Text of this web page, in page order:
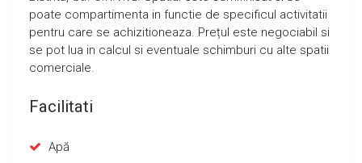
poate compartimenta in functie de specificul activitatii
pentru care se achizitioneaza. Prețul este negociabil si
se pot lua in calcul si eventuale schimburi cu alte spatii
comerciale.
Facilitati
Apă